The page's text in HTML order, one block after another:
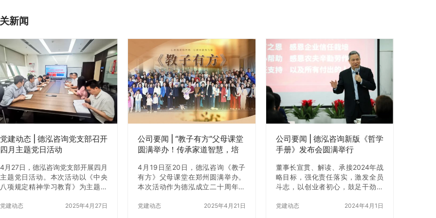
新闻
党建动态 | 德泓咨询党支部召开
四月主题党日活动
4月27日，德泓咨询党支部开展四月
主题党日活动。本次活动以《中央
八项规定精神学习教育》为主题，
形式，引导全体党员及干部员工严
党建动态 2025年4月27日
公司要闻 | “教子有方”父母课堂
圆满举办！传承家道智慧，培
4月19日至20日，德泓咨询《教子
有方》父母课堂在郑州圆满举办。
本次活动作为德泓成立二十周年回
家庭教育痛点，以“传承家道智慧，
党建动态 2025年4月21日
公司要闻 | 德泓咨询新版《哲学
手册》发布会圆满举行
董事长宣贯、解读、承接2024年战
略目标，强化责任落实，激发全员
斗志，以创业者初心，鼓足干劲，
党建动态 2024年4月1日